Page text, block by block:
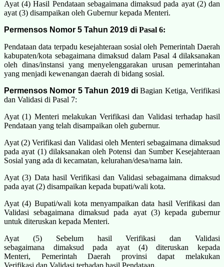
Ayat (4) Hasil Pendataan sebagaimana dimaksud pada ayat (2) dan
ayat (3) disampaikan oleh Gubernur kepada Menteri.
Permensos Nomor 5 Tahun 2019 di Pasal 6:
Pendataan data terpadu kesejahteraan sosial oleh Pemerintah Daerah
kabupaten/kota sebagaimana dimaksud dalam Pasal 4 dilaksanakan
oleh dinas/instansi yang menyelenggarakan urusan pemerintahan
yang menjadi kewenangan daerah di bidang sosial.
Permensos Nomor 5 Tahun 2019 diBagian Ketiga, Verifikasi
dan Validasi di Pasal 7:
Ayat (1) Menteri melakukan Verifikasi dan Validasi terhadap hasil
Pendataan yang telah disampaikan oleh gubernur.
Ayat (2) Verifikasi dan Validasi oleh Menteri sebagaimana dimaksud
pada ayat (1) dilaksanakan oleh Potensi dan Sumber Kesejahteraan
Sosial yang ada di kecamatan, kelurahan/desa/nama lain.
Ayat (3) Data hasil Verifikasi dan Validasi sebagaimana dimaksud
pada ayat (2) disampaikan kepada bupati/wali kota.
Ayat (4) Bupati/wali kota menyampaikan data hasil Verifikasi dan
Validasi sebagaimana dimaksud pada ayat (3) kepada gubernur
untuk diteruskan kepada Menteri.
Ayat (5) Sebelum hasil Verifikasi dan Validasi
sebagaimana dimaksud pada ayat (4) diteruskan kepada
Menteri, Pemerintah Daerah provinsi dapat melakukan
Verifikasi dan Validasi terhadap hasil Pendataan.